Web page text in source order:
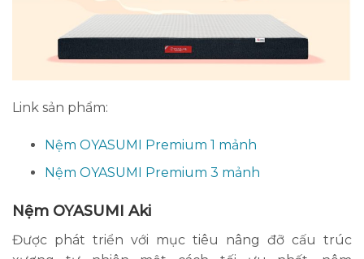
Link sản phẩm:
Nệm OYASUMI Premium 1 mảnh
Nệm OYASUMI Premium 3 mảnh
Nệm OYASUMI Aki
Được phát triển với mục tiêu nâng đỡ cấu trúc